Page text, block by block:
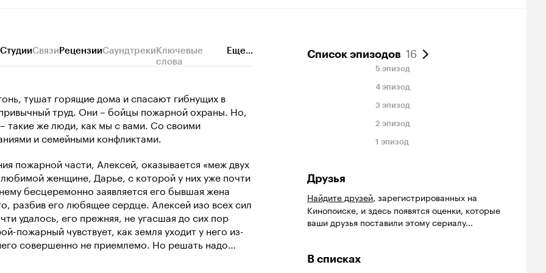
СтудииСвязиРецензииСаундтрекиКлючевые
слова
Еще...
тушат горящие дома и спасают гибнущих в
труд. Они – бойцы пожарной охраны. Но,
такие же люди, как мы с вами. Со своими
и семейными конфликтами.
пожарной части, Алексей, оказывается «меж двух
женщине, Дарье, с которой у них уже почти
бесцеремонно заявляется его бывшая жена
разбив его любящее сердце. Алексей изо всех сил
удалось, его прежняя, не угасшая до сих пор
пожарный чувствует, как земля уходит у него из-
совершенно не приемлемо. Но решать надо…
Список эпизодов 16
5 эпизод
4 эпизод
3 эпизод
2 эпизод
1 эпизод
Друзья
Найдите друзей, зарегистрированных на
Кинопоиске, и здесь появятся оценки, которые
ваши друзья поставили этому сериалу...
В списках